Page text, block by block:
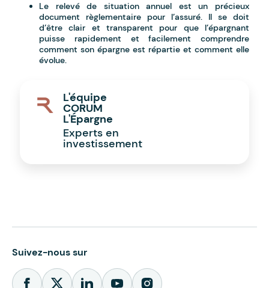
Le relevé de situation annuel est un précieux
document règlementaire pour l’assuré. Il se doit
d’être clair et transparent pour que l’épargnant
puisse rapidement et facilement comprendre
comment son épargne est répartie et comment elle
évolue.
L'équipe
CORUM
L'Épargne
Experts en
investissement
Suivez-nous sur